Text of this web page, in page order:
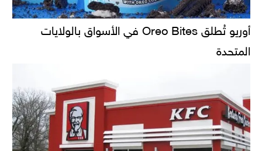
أوريو تُطلق Oreo Bites في الأسواق بالولايات
المتحدة